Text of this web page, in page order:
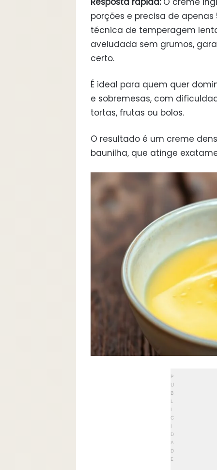
porções e precisa de
técnica de temperagem
aveludada sem grumos,
certo.
É ideal para quem quer
e sobremesas, com
tortas, frutas ou bolos.
O resultado é um creme
baunilha, que atinge